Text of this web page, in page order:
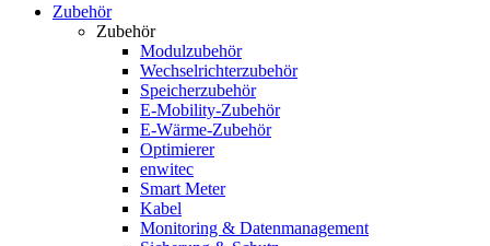
Zubehör
Zubehör
Modulzubehör
Wechselrichterzubehör
Speicherzubehör
E-Mobility-Zubehör
E-Wärme-Zubehör
Optimierer
enwitec
Smart Meter
Kabel
Monitoring & Datenmanagement